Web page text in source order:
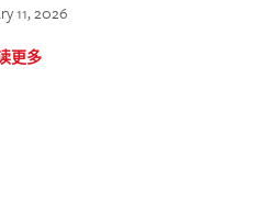
11, 2026
更多